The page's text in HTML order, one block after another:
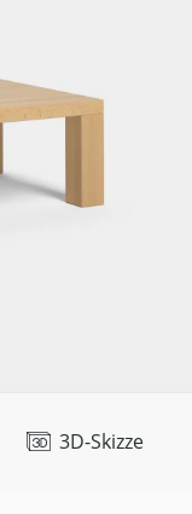
3D-Skizze